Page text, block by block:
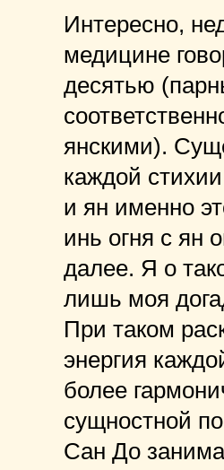
Интересно,
медицине
десятью
янскими).
каждой
и ян именно
инь огня с ян
далее. Я о
лишь моя
При таком
энергия
более
сущностной
Сан До